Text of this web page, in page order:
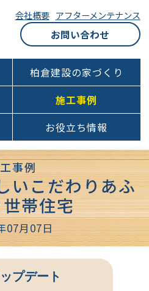
会社概要 アフターメンテナンス
お問い合わせ
柏倉建設の家づくり
施工事例
お役立ち情報
事例
いこだわりあふ
帯住宅
07月07日
プデート